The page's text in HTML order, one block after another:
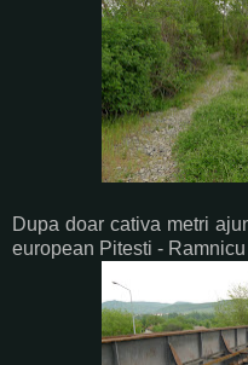
Dupa doar cativa metri
european Pitesti -